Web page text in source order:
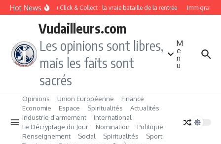
Aller au contenu
Hot NewsDrive ou Click & Collect : la vraie bataille de la rentrée Immigration
Vudailleurs.com
Les opinions sont libres,
mais les faits sont
sacrés
M
e
n
u
Opinions Union Européenne
Finance
Economie
Espace Spiritualités
Actualités
Industrie d’armement
International
Le Décryptage du Jour
Nomination
Politique
Renseignement
Social Spiritualités
Sport